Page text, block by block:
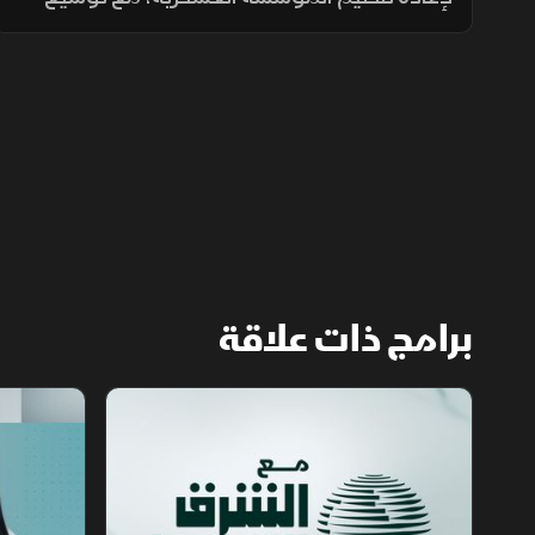
انتشارها في الجبهات الحدودية والمحافظات
برامج ذات علاقة
مع الشرق الأوسط الخبر الآخر